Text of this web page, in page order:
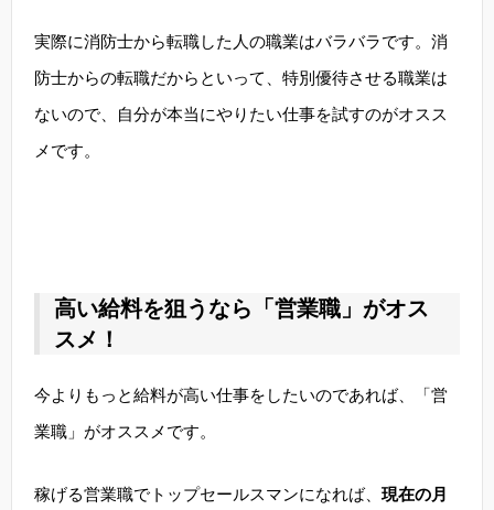
実際に消防士から転職した人の職業はバラバラです。消
防士からの転職だからといって、特別優待させる職業は
ないので、自分が本当にやりたい仕事を試すのがオスス
メです。
高い給料を狙うなら「営業職」がオス
スメ！
今よりもっと給料が高い仕事をしたいのであれば、「営
業職」がオススメです。
稼げる営業職でトップセールスマンになれば、 現在の月